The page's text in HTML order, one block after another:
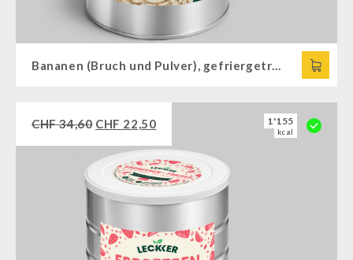
CHF34,60 CHF 22,50 1'155
kcal